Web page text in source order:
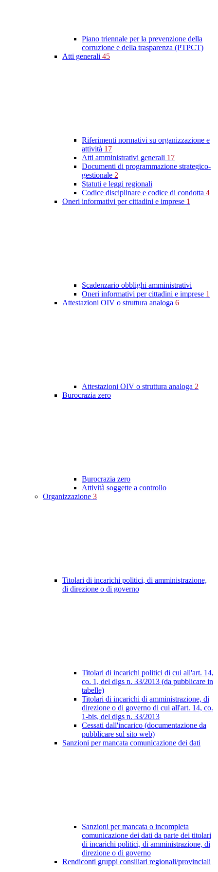
Piano triennale per la prevenzione della
corruzione e della trasparenza (PTPCT)
Atti generali 45
Riferimenti normativi su organizzazione e
attività 17
Atti amministrativi generali 17
Documenti di programmazione strategico-
gestionale 2
Statuti e leggi regionali
Codice disciplinare e codice di condotta 4
Oneri informativi per cittadini e imprese 1
Scadenzario obblighi amministrativi
Oneri informativi per cittadini e imprese 1
Attestazioni OIV o struttura analoga 6
Attestazioni OIV o struttura analoga 2
Burocrazia zero
Burocrazia zero
Attività soggette a controllo
Organizzazione 3
Titolari di incarichi politici, di amministrazione,
di direzione o di governo
Titolari di incarichi politici di cui all'art. 14,
co. 1, del dlgs n. 33/2013 (da pubblicare in
tabelle)
Titolari di incarichi di amministrazione, di
direzione o di governo di cui all'art. 14, co.
1-bis, del dlgs n. 33/2013
Cessati dall'incarico (documentazione da
pubblicare sul sito web)
Sanzioni per mancata comunicazione dei dati
Sanzioni per mancata o incompleta
comunicazione dei dati da parte dei titolari
di incarichi politici, di amministrazione, di
direzione o di governo
Rendiconti gruppi consiliari regionali/provinciali